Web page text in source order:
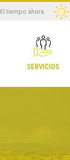
El tiempo ahora
SERVICIOS